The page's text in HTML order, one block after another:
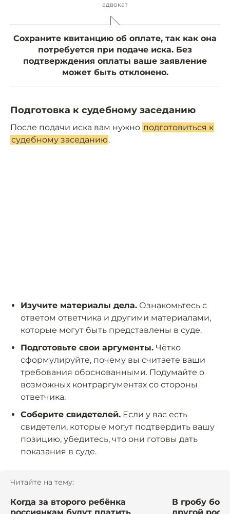
адвокат
Сохраните квитанцию об оплате, так как она
потребуется при подаче иска. Без
подтверждения оплаты ваше заявление
может быть отклонено.
Подготовка к судебному заседанию
После подачи иска вам нужно подготовиться к
судебному заседанию.
Изучите материалы дела. Ознакомьтесь с
ответом ответчика и другими материалами,
которые могут быть представлены в суде.
Подготовьте свои аргументы. Чётко
сформулируйте, почему вы считаете ваши
требования обоснованными. Подумайте о
возможных контраргументах со стороны
ответчика.
Соберите свидетелей. Если у вас есть
свидетели, которые могут подтвердить вашу
позицию, убедитесь, что они готовы дать
показания в суде.
Читайте на тему:
Когда за второго ребёнка
россиянкам будут платить
В гробу
другой